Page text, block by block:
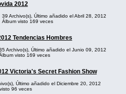
2012
39 Archivo(s), Último añadido el Abril 28, 2012
Álbum visto 169 veces
Tendencias Hombres
Archivo(s), Último añadido el Junio 09, 2012
visto 169 veces
Victoria's Secret Fashion Show
Último añadido el Diciembre 20, 2012
96 veces